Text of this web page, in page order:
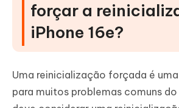
forçar a
iPhone 16e?
Uma reinicialização forçada é
para muitos problemas comuns do